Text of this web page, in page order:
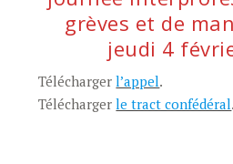
grèves et de
jeudi 4
Téléchargerl’appel.
Téléchargerle tract confédéral.